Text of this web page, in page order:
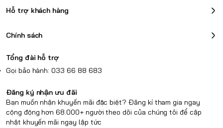
Hỗ trợ khách hàng
Chính sách
Tổng đài hỗ trợ
Gọi bảo hành: 033 66 88 683
Đăng ký nhận ưu đãi
Bạn muốn nhận khuyến mãi đặc biệt? Đăng kí tham gia ngay
cộng động hơn 68.000+ người theo dõi của chúng tôi để cập
nhật khuyến mãi ngay lập tức